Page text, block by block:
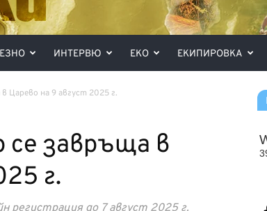
ИНТЕРВЮ ЕКО ЕКИПИРОВКА
Царево на 9 август 2025 г.
завръща в
г.
регистрация до 7 август 2025 г.